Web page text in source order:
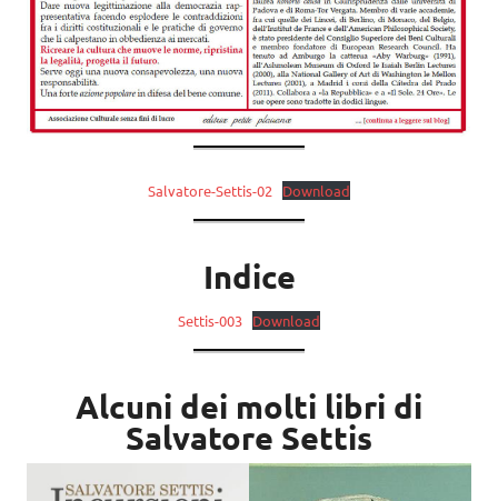
Salvatore-Settis-02 Download
Indice
Settis-003 Download
Alcuni dei molti libri di
Salvatore Settis